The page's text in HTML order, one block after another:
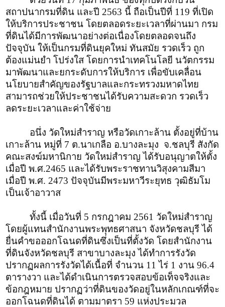
สถาปนากรมที่ดิน และปี 2563 นี้ ถือเป็นปีที่ 119 ที่เปิด
ให้บริการประชาชน โดยตลอดระยะเวลาที่ผ่านมา กรม
ที่ดินได้มีการพัฒนาอย่างต่อเนื่องโดยตลอดจนถึง
ปัจจุบัน ให้เป็นกรมที่ดินยุคใหม่ ทันสมัย รวดเร็ว ถูก
ต้องแม่นยำ โปร่งใส โดยการนำเทคโนโลยี นวัตกรรม
มาพัฒนาและยกระดับการให้บริการ เพื่อขับเคลื่อน
นโยบายสำคัญของรัฐบาลและกระทรวงมหาดไทย
สามารถช่วยให้ประชาชนได้รับความสะดวก รวดเร็ว
ลดระยะเวลาและค่าใช้จ่าย
อนึ่ง วัดใหม่สำราญ หรือวัดเกาะล้าน ตั้งอยู่ที่บ้าน
เกาะล้าน หมู่ที่ 7 ต.นาเกลือ อ.บางละมุง จ.ชลบุรี สังกัด
คณะสงฆ์มหานิกาย วัดใหม่สำราญ ได้รับอนุญาตให้ตั้ง
เมื่อปี พ.ศ.2465 และได้รับพระราชทานวิสุงคามสีมา
เมื่อปี พ.ศ. 2473 ปัจจุบันมีพระมหาวีระยุทธ วุฒิธัมโม
เป็นเจ้าอาวาส
ทั้งนี้ เมื่อวันที่ 5 กรกฎาคม 2561 วัดใหม่สำราญ
โดยผู้แทนสำนักงานพระพุทธศาสนา จังหวัดชลบุรี ได้
ยื่นคำขอออกโฉนดที่ดินซึ่งเป็นที่ตั้งวัด โดยสำนักงาน
ที่ดินจังหวัดชลบุรี สาขาบางละมุง ได้ทำการรังวัด
ปรากฏผลการรังวัดได้เนื้อที่ จำนวน 11 ไร่ 1 งาน 96.4
ตารางวา และได้ดำเนินการตรวจสอบข้อเท็จจริงและ
ข้อกฎหมาย ปรากฏว่าที่ดินของวัดอยู่ในหลักเกณฑ์ที่จะ
ออกโฉนดที่ดินได้ ตามมาตรา 59 แห่งประมวล